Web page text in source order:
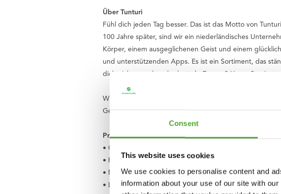
Consent
This website uses cookies
We use cookies to personalise content and
information about your use of our site with
Über Tunturi
Fühl dich jeden Tag besser. Das ist das Motto von
100 Jahre später, sind wir ein niederländisches
Körper, einem ausgeglichenen Geist und einem
und unterstützenden Apps. Es ist ein Sortiment, das
dich nicht zurecht oder hast du Fragen? Unser
Wir glauben, dass jeder das Recht auf gute und
Gemeinsam sorgen wir dafür, dass Kinder mit
Produktspezifikationen
• Gewicht: 2,5 kg pro Platte (verkauft im Paar)
• Farbe: Rot (Olympischer Farbcode)
• Material: Gusseisen mit Gummibeschichtung
• Lochdurchmesser: 51,5 mm (passend für 50-mm-